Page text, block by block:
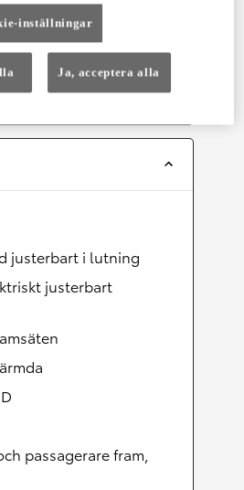
Fyrhjulsdrift
Automat
justerbart i lutning
justerbart
passagerare fram,
inställningar
Ja, acceptera alla